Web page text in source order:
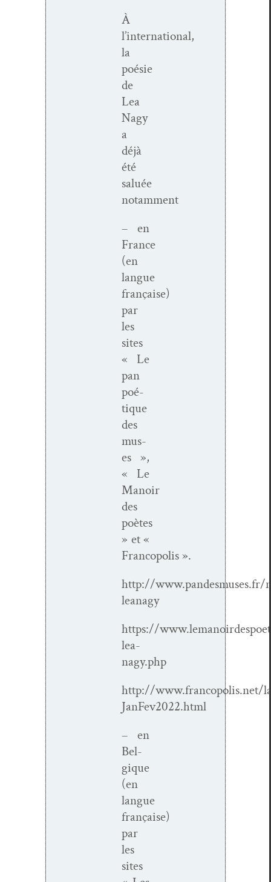
À
l’international,
la
poésie
de
Lea
Nagy
a
déjà
été
saluée
notamment
– en
France
(en
langue
française)
par
les
sites
« Le
pan
poé­
tique
des
mus­
es »,
« Le
Manoir
des
poètes
» et «
Francopolis ».
http://www.pandesmuses.fr/
leanagy
https://
lea-
nagy.php
http://www.francopolis.net/
JanFev2022.html
– en
Bel­
gique
(en
langue
française)
par
les
sites